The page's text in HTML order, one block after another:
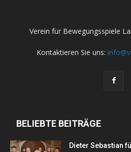
Verein für Bewegungsspiele
Kontaktieren Sie uns:
BELIEBTE BEITRÄGE
Dieter Sebastian